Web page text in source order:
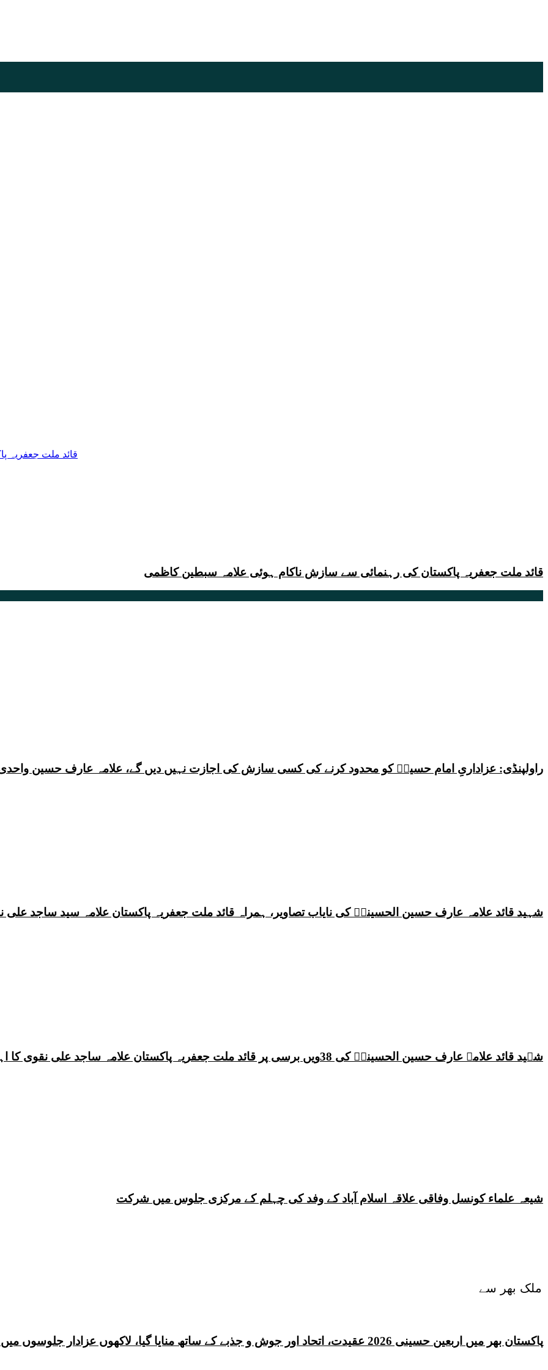
ملک بھر سے
قائد ملت جعفریہ پاکستان کی رہنمائی سے سازش ناکام ہوئی علامہ سبطین کاظمی
راولپنڈی: عزاداریِ امام حسینؑ کو محدود کرنے کی کسی سازش کی اجازت نہیں دیں گے، علامہ عارف حسین
شہید قائد علامہ عارف حسین الحسینیؒ کی نایاب تصاویر، ہمراہ قائد ملت جعفریہ پاکستان علامہ سید ساجد علی
شہید قائد علامہ عارف حسین الحسینیؒ کی 38ویں برسی پر قائد ملت جعفریہ پاکستان علامہ ساجد علی نقوی کا اہم پیغام
شیعہ علماء کونسل وفاقی علاقہ اسلام آباد کے وفد کی چہلم کے مرکزی جلوس میں شرکت
پاکستان بھر میں اربعین حسینی 2026 عقیدت، اتحاد اور جوش و جذبے کے ساتھ منایا گیا، لاکھوں عزادار جلوسوں میں شریک